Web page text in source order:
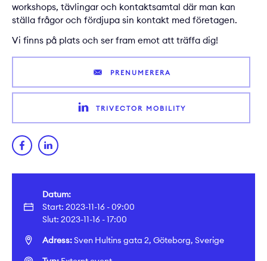
Datum:
Start: 2023-11-16 - 09:00
Slut: 2023-11-16 - 17:00
Adress:Sven Hultins gata 2, Göteborg, Sverige
workshops, tävlingar och kontaktsamtal där man kan
ställa frågor och fördjupa sin kontakt med företagen.
Vi finns på plats och ser fram emot att träffa dig!
PRENUMERERA
TRIVECTOR MOBILITY